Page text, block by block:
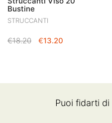
Bustine
STRUCCANTI
€18.20
IL
€18.20.
€13.20
€13.20.
Puoi fidarti di